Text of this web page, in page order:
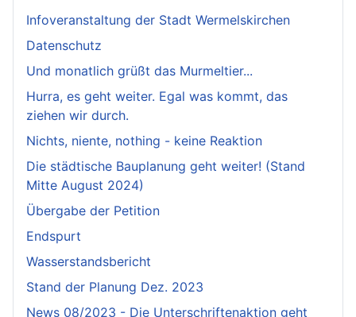
Infoveranstaltung der Stadt Wermelskirchen
Datenschutz
Und monatlich grüßt das Murmeltier...
Hurra, es geht weiter. Egal was kommt, das
ziehen wir durch.
Nichts, niente, nothing - keine Reaktion
Die städtische Bauplanung geht weiter! (Stand
Mitte August 2024)
Übergabe der Petition
Endspurt
Wasserstandsbericht
Stand der Planung Dez. 2023
News 08/2023 - Die Unterschriftenaktion geht